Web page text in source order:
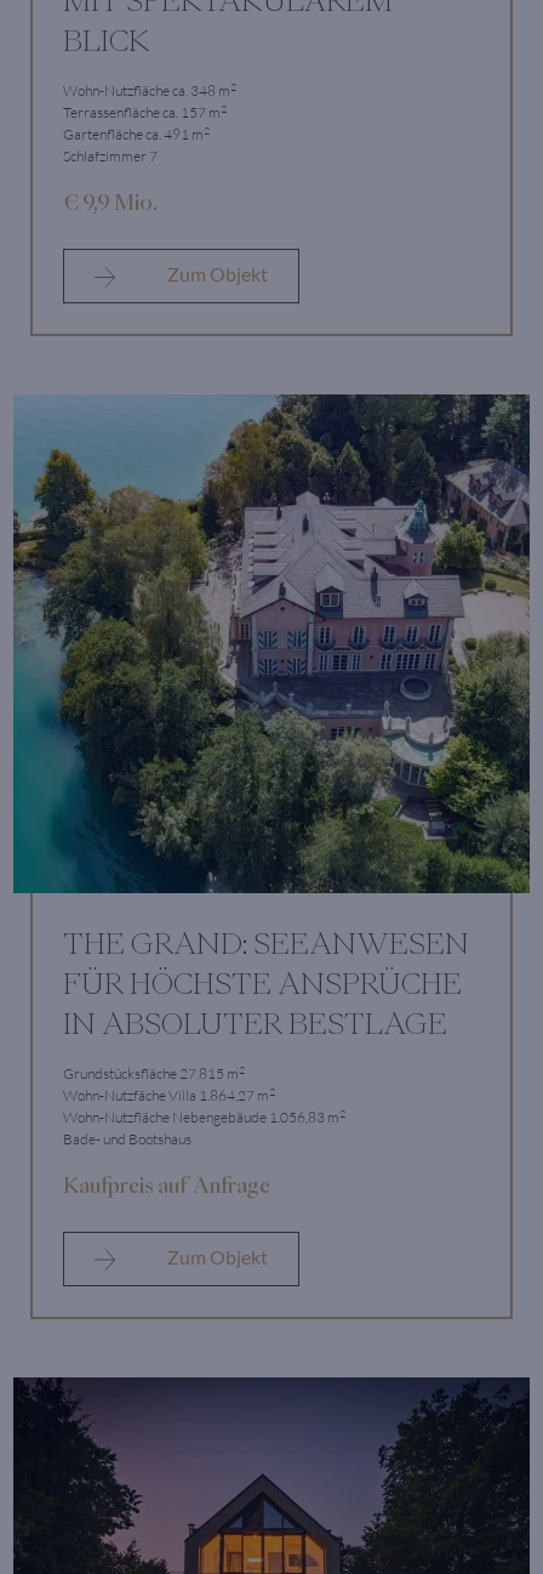
BLICK
Wohn-Nutzfläche ca. 348 m2
Terrassenfläche ca. 157 m2
Gartenfläche ca. 491 m2
Schlafzimmer 7
€ 9,9 Mio.
Zum Objekt
THE GRAND: SEEANWESEN
FÜR HÖCHSTE ANSPRÜCHE
IN ABSOLUTER BESTLAGE
Grundstücksfläche 27.815 m2
Wohn-Nutzfäche Villa 1.864,27 m2
Wohn-Nutzfläche Nebengebäude 1.056,83 m2
Bade- und Bootshaus
Kaufpreis auf Anfrage
Zum Objekt